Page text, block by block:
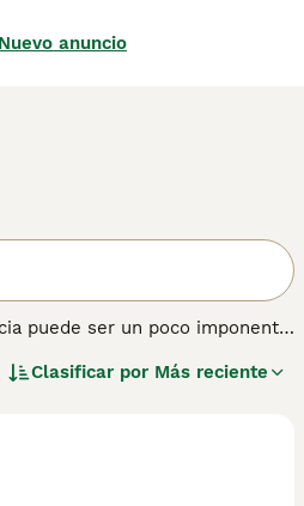
Nuevo anuncio
puede ser un poco imponente
ultra secos le da al Mastín
de perro.
Clasificar por Más reciente